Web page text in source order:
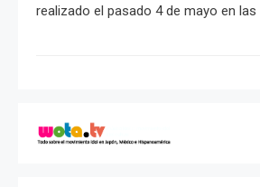
realizado el pasado 4 de mayo en